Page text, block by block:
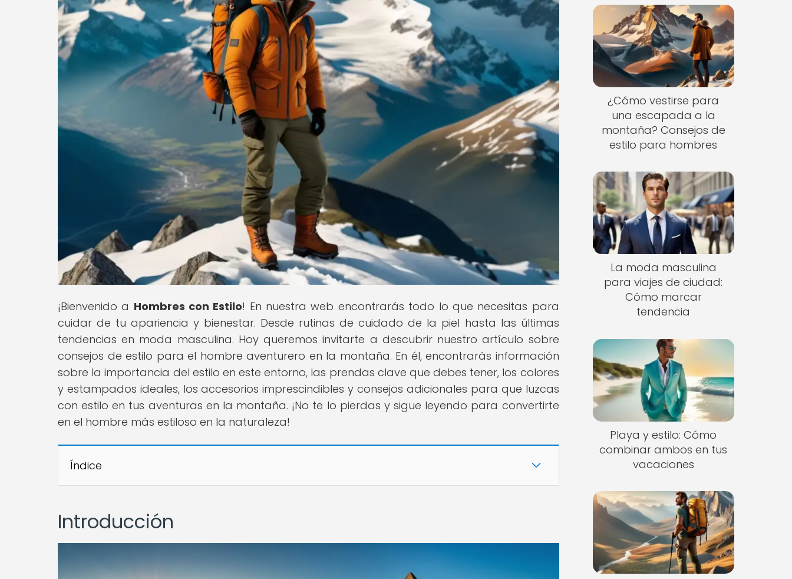
¡Bienvenido a Hombres con Estilo! En nuestra web encontrarás todo lo que necesitas para
cuidar de tu apariencia y bienestar. Desde rutinas de cuidado de la piel hasta las últimas
tendencias en moda masculina. Hoy queremos invitarte a descubrir nuestro artículo sobre
consejos de estilo para el hombre aventurero en la montaña. En él, encontrarás información
sobre la importancia del estilo en este entorno, las prendas clave que debes tener, los colores
y estampados ideales, los accesorios imprescindibles y consejos adicionales para que luzcas
con estilo en tus aventuras en la montaña. ¡No te lo pierdas y sigue leyendo para convertirte
en el hombre más estiloso en la naturaleza!
Índice
Introducción
¿Cómo vestirse para
una escapada a la
montaña? Consejos de
estilo para hombres
La moda masculina
para viajes de ciudad:
Cómo marcar
tendencia
Playa y estilo: Cómo
combinar ambos en tus
vacaciones